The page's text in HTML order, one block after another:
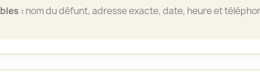
: nom du défunt, adresse exacte, date, heure et